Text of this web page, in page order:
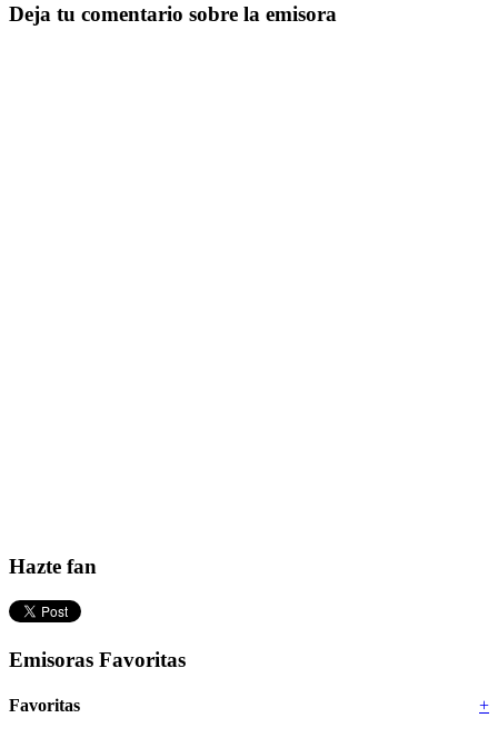
Deja tu comentario sobre la emisora
Hazte fan
Emisoras Favoritas
+
Favoritas